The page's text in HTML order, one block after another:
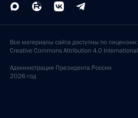
Все материалы сайта доступны по лицензии:
Creative Commons Attribution 4.0 International
Администрация Президента России
2026 год